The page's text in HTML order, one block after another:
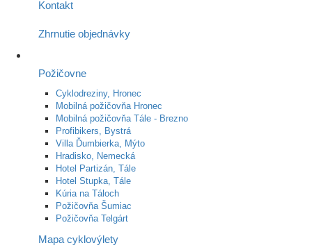
Kontakt
Zhrnutie objednávky
Požičovne
Cyklodreziny, Hronec
Mobilná požičovňa Hronec
Mobilná požičovňa Tále - Brezno
Profibikers, Bystrá
Villa Ďumbierka, Mýto
Hradisko, Nemecká
Hotel Partizán, Tále
Hotel Stupka, Tále
Kúria na Táloch
Požičovňa Šumiac
Požičovňa Telgárt
Mapa cyklovýlety